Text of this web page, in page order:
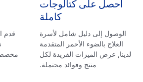
احصل على كتالوجات
كاملة
الوصول إلى دليل شامل لأسرة
العلاج بالضوء الأحمر المتقدمة
لدينا, عرض الميزات الفريدة لكل
منتج وفوائد محتملة.
قدم